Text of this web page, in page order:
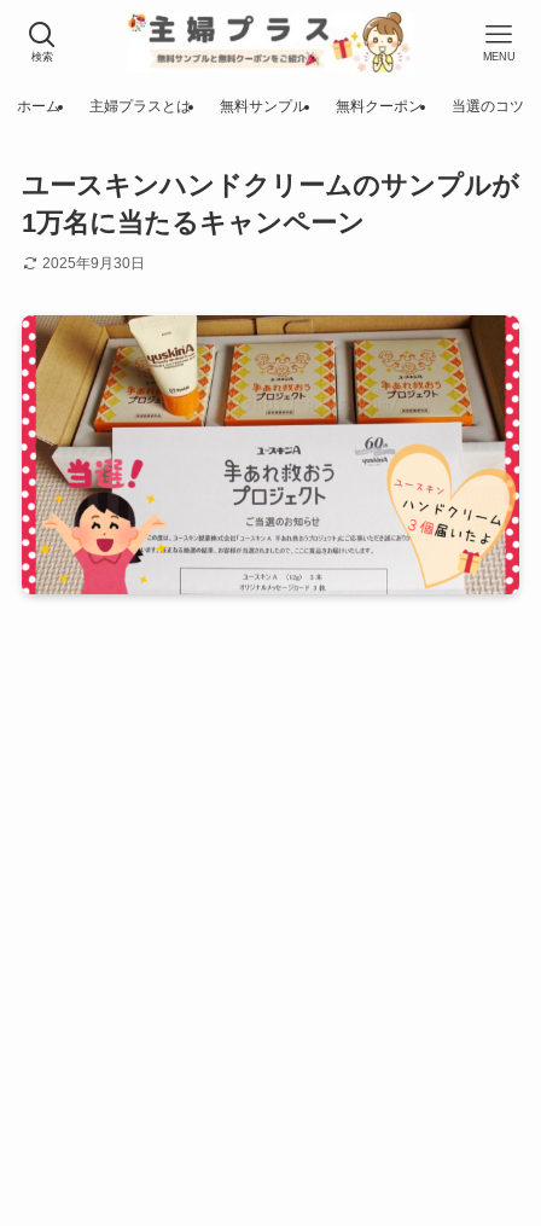
検索 MENU
ホーム 主婦プラスとは 無料サンプル 無料クーポン 当選のコツ
ユースキンハンドクリームのサンプルが
1万名に当たるキャンペーン
2025年9月30日